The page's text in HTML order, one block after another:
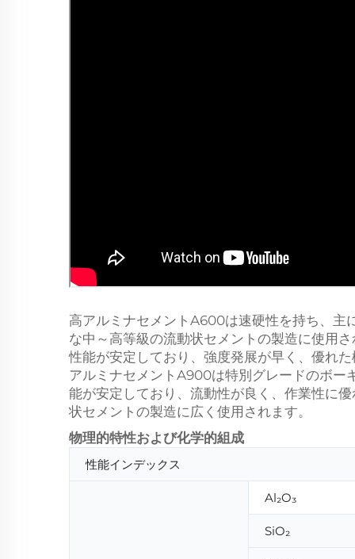
高アルミナセメントA600は速硬性を持ち、
な中～高等級の流動状セメントの製造に使用
性能が安定しており、強度発展が早く、優れ
アルミナセメントA900は特別グレードのボー
能が安定しており、流動性が良く、作業性に
状セメントの製造に広く使用されます。
物理的特性および化学的組成
性能インデックス
Al₂O₃
SiO₂